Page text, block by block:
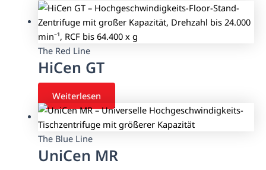
The Red Line
HiCen GT
Weiterlesen
The Blue Line
UniCen MR